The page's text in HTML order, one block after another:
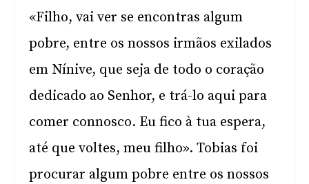
«Filho, vai ver se encontras algum
pobre, entre os nossos irmãos exilados
em Nínive, que seja de todo o coração
dedicado ao Senhor, e trá-lo aqui para
comer connosco. Eu fico à tua espera,
até que voltes, meu filho». Tobias foi
procurar algum pobre entre os nossos